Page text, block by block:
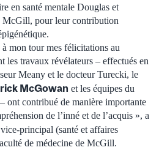
en santé mentale Douglas et
McGill, pour leur contribution
mon tour mes félicitations au
les travaux révélateurs – effectués en
Meany et le docteur Turecki, le
McGowan et les équipes du
ont contribué de manière importante
de l’inné et de l’acquis », a
principal (santé et affaires
de médecine de McGill.